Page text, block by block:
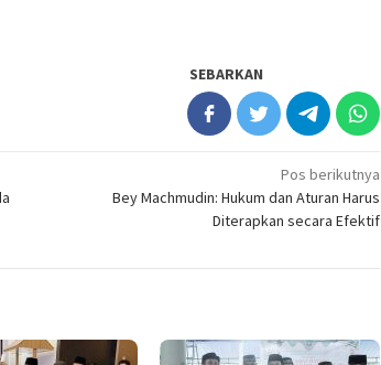
SEBARKAN
Pos berikutnya
Bey Machmudin: Hukum dan Aturan Harus
Diterapkan secara Efektif